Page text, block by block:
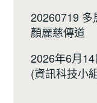
20260719 多
顏麗慈傳道
2026年6月
(資訊科技小